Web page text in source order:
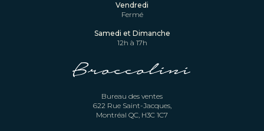
Bureau des ventes
622 Rue Saint-Jacques,
Montréal QC, H3C 1C7
Vendredi
Fermé
Samedi et Dimanche
12h à 17h